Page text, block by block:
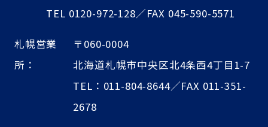
TEL 0120-972-128／FAX 045-590-5571
札幌営業
所：
〒060-0004
北海道札幌市中央区北4条西4丁目1-7
TEL：011-804-8644／FAX 011-351-
2678